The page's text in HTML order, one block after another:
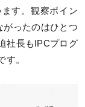
す。観察ポイン
がったのはひとつ
社長もIPCプログ
す。